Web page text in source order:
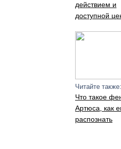
действием и
доступной
Читайте также:
Что такое
Артюса, как
распознать